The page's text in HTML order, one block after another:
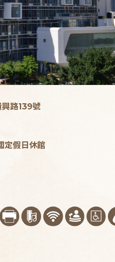
路139號
定假日休館